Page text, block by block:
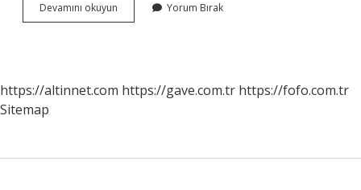
Devamını okuyun
Çiçek
Yorum Bırak
https://altinnet.com https://gave.com.tr https://fofo.com.tr
Sitemap